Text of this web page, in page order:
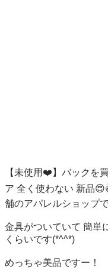
【未使用❤️】バックを
ア 全く使わない 新品
舗のアパレルショップ
金具がついていて 簡単
くらいです(*^^*)
めっちゃ美品ですー！